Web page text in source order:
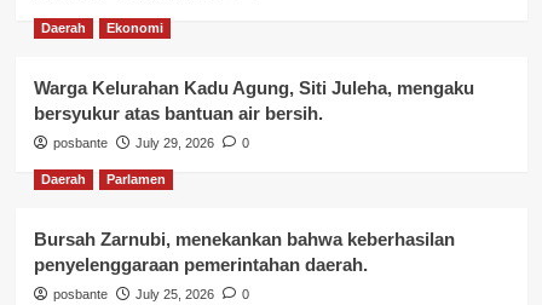
Daerah Ekonomi
Warga Kelurahan Kadu Agung, Siti Juleha, mengaku
bersyukur atas bantuan air bersih.
posbante July 29, 2026 0
Daerah Parlamen
Bursah Zarnubi, menekankan bahwa keberhasilan
penyelenggaraan pemerintahan daerah.
posbante July 25, 2026 0